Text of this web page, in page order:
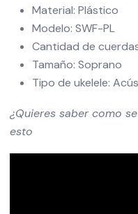
Material: Plástico
Modelo: SWF-PL
Cantidad de
Tamaño: Soprano
Tipo de ukelele:
¿Quieres saber como
esto